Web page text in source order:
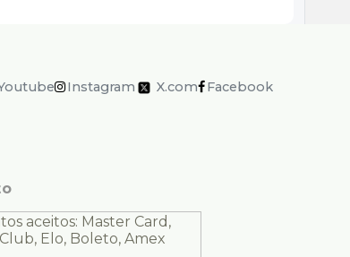
Instagram X.com Facebook